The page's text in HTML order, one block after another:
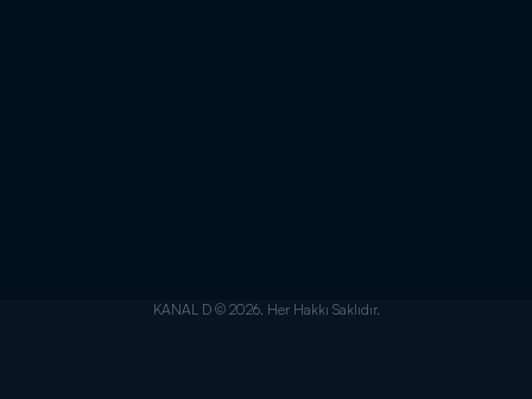
KANAL D © 2026. Her Hakkı Saklıdır.